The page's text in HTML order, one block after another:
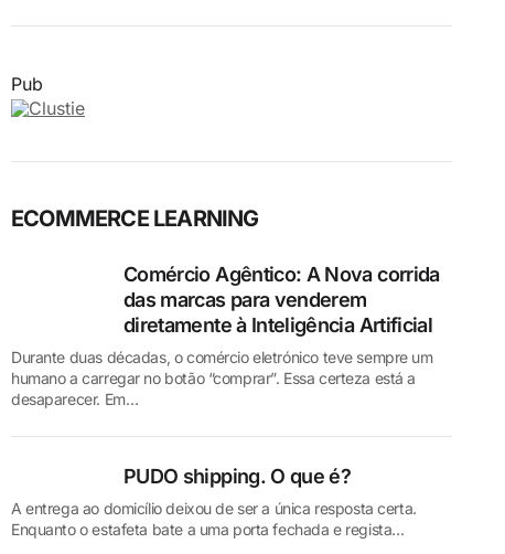
Pub
ECOMMERCE LEARNING
Comércio Agêntico: A Nova corrida
das marcas para venderem
diretamente à Inteligência Artificial
Durante duas décadas, o comércio eletrónico teve sempre um
humano a carregar no botão “comprar”. Essa certeza está a
desaparecer. Em…
PUDO shipping. O que é?
A entrega ao domicílio deixou de ser a única resposta certa.
Enquanto o estafeta bate a uma porta fechada e regista…